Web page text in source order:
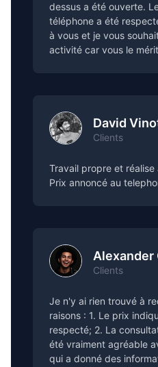
dessus a été ouverte.
téléphone a été
à vous et je vous
activité car vous le
David
Clients
Travail propre et
Prix annoncé au
Alexander
Clients
Je n'y ai rien trouvé à
raisons : 1. Le prix
respecté; 2. La
été vraiment agréable
qui a donné des